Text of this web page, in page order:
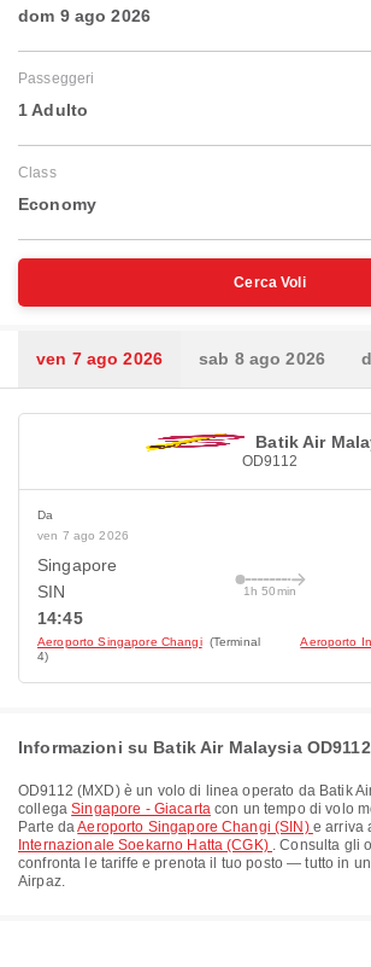
dom 9 ago 2026
Passeggeri
1 Adulto
Class
Economy
Cerca Voli
ven 7 ago 2026 sab 8 ago 2026
Batik Air
OD9112
Da
ven 7 ago 2026
Singapore
SIN
14:45
Aeroporto Singapore Changi (Terminal
4)
1h 50min
Aeroporto
Informazioni su Batik Air Malaysia OD9112
OD9112 (MXD) è un volo di linea operato da Batik
collegaSingapore - Giacartacon un tempo di volo
Parte daAeroporto Singapore Changi (SIN) e arriva
Internazionale Soekarno Hatta (CGK) . Consulta gli
confronta le tariffe e prenota il tuo posto — tutto in
Airpaz.